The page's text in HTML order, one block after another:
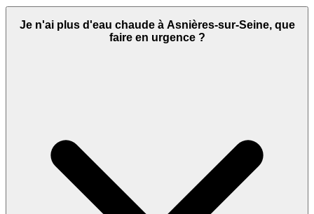
Je n'ai plus d'eau chaude à Asnières-sur-Seine, que
faire en urgence ?